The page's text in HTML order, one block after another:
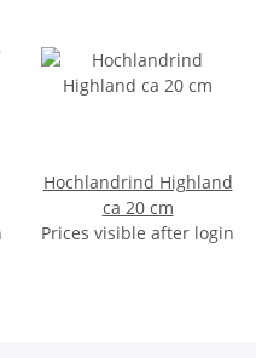
Hochlandrind Highland
ca 20 cm
Prices visible after login